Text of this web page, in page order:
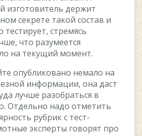
изготовитель держит
секрете такой состав и
тестирует, стремясь
что разумеется
на текущий момент.
опубликовано немало на
информации, она даст
лучше разобраться в
Отдельно надо отметить
рубрик с тест-
эксперты говорят про